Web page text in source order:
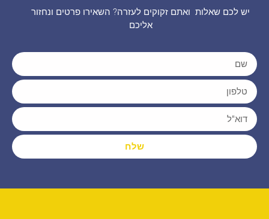
יש לכם שאלות ואתם זקוקים לעזרה? השאירו פרטים ונחזור
אליכם
שלח